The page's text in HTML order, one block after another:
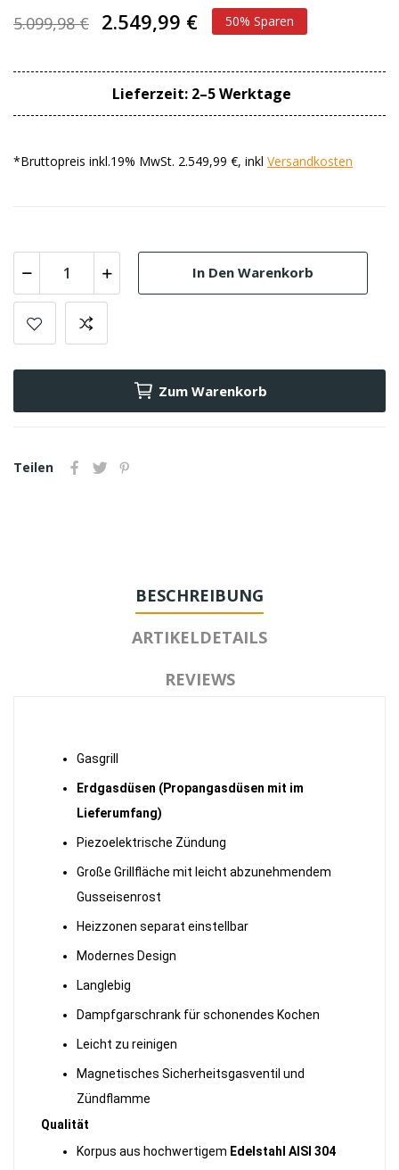
5.099,98 € 2.549,99 € 50% Sparen
Lieferzeit: 2–5 Werktage
*Bruttopreis inkl.19% MwSt. 2.549,99 €, inkl Versandkosten
In Den Warenkorb
Zum Warenkorb
Teilen
BESCHREIBUNG
ARTIKELDETAILS
REVIEWS
Gasgrill
Erdgasdüsen (Propangasdüsen mit im
Lieferumfang)
Piezoelektrische Zündung
Große Grillfläche mit leicht abzunehmendem
Gusseisenrost
Heizzonen separat einstellbar
Modernes Design
Langlebig
Dampfgarschrank für schonendes Kochen
Leicht zu reinigen
Magnetisches Sicherheitsgasventil und
Zündflamme
Qualität
Korpus aus hochwertigem Edelstahl AISI 304